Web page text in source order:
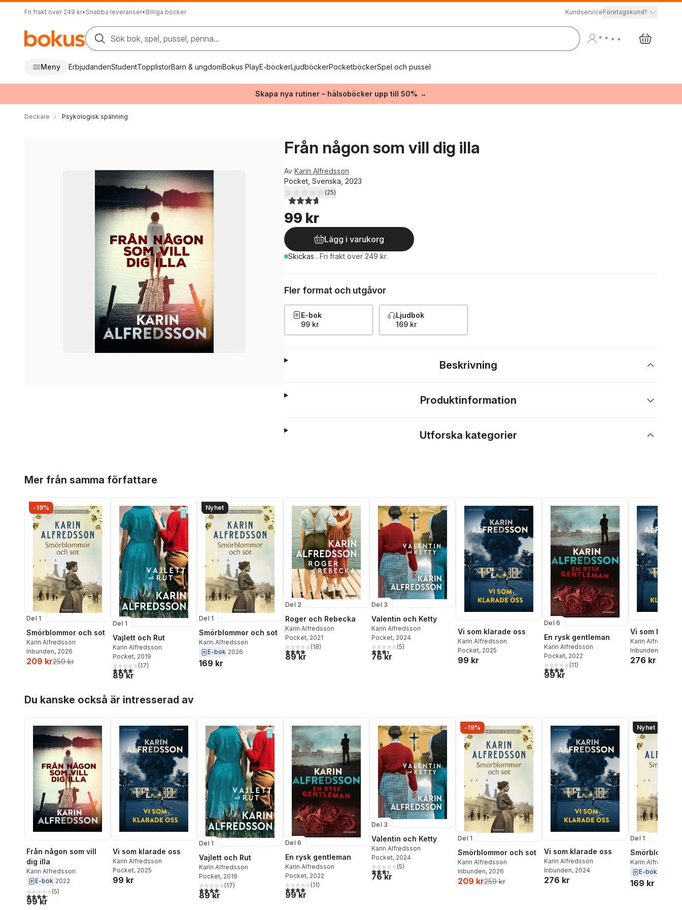
Fri frakt över 249 kr• Snabba leveranser• Billiga böcker KundserviceFöretagskund?
Sök bok, spel, pussel, penna...
Meny ErbjudandenStudentTopplistorBarn & ungdomBokus PlayE-böckerLjudböckerPocketböckerSpel och pussel
Skapa nya rutiner – hälsoböcker upp till 50% →
Deckare Psykologisk spänning
Från någon som vill dig illa
Av Karin Alfredsson
Pocket, Svenska, 2023
3,7utav 5 stjärnor. Totalt antal röster:
(25)
99 kr
Lägg i varukorg
Skickas . Fri frakt över 249 kr.
Fler format och utgåvor
E-bok
99 kr
Ljudbok
169 kr
Beskrivning
Produktinformation
Utforska kategorier
Mer från samma författare
-19%
Del 1
Smörblommor och sot
Karin Alfredsson
Inbunden, 2026
209 kr259 kr
Del 1
Vajlett och Rut
Karin Alfredsson
Pocket, 2019
4,2utav 5 stjärnor. Totalt antal röster:
(17)
89 kr
Nyhet
Del 1
Smörblommor och sot
Karin Alfredsson
E-bok 2026
169 kr
Del 2
Roger och Rebecka
Karin Alfredsson
Pocket, 2021
4,1utav 5 stjärnor. Totalt antal röster:
(18)
89 kr
Del 3
Valentin och Ketty
Karin Alfredsson
Pocket, 2024
3,4utav 5 stjärnor. Totalt antal röster:
(5)
76 kr
Vi som klarade oss
Karin Alfredsson
Pocket, 2025
99 kr
Del 6
En rysk gentleman
Karin Alfredsson
Pocket, 2022
4,0utav 5 stjärnor. Totalt antal röster:
(11)
99 kr
Vi som
Karin Alfredsson
Inbunden
276 kr
Du kanske också är intresserad av
Från någon som vill
dig illa
Karin Alfredsson
E-bok 2022
4,2utav 5 stjärnor. Totalt antal röster:
(5)
99 kr
Vi som klarade oss
Karin Alfredsson
Pocket, 2025
99 kr
Del 1
Vajlett och Rut
Karin Alfredsson
Pocket, 2019
4,2utav 5 stjärnor. Totalt antal röster:
(17)
89 kr
Del 6
En rysk gentleman
Karin Alfredsson
Pocket, 2022
4,0utav 5 stjärnor. Totalt antal röster:
(11)
99 kr
Del 3
Valentin och Ketty
Karin Alfredsson
Pocket, 2024
3,4utav 5 stjärnor. Totalt antal röster:
(5)
76 kr
-19%
Del 1
Smörblommor och sot
Karin Alfredsson
Inbunden, 2026
209 kr259 kr
Vi som klarade oss
Karin Alfredsson
Inbunden, 2024
276 kr
Nyhet
Del 1
Karin Alfredsson
E-bok
169 kr